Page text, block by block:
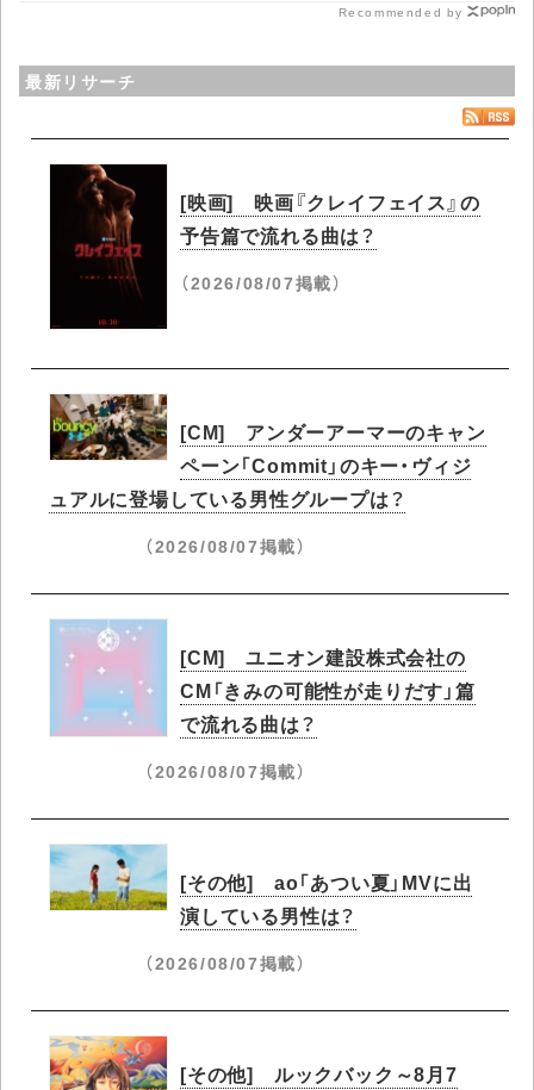
Recommended by
最新リサーチ
[映画] 映画『クレイフェイス』の
予告篇で流れる曲は？
（2026/08/07掲載）
[CM] アンダーアーマーのキャン
ペーン「Commit」のキー・ヴィジ
ュアルに登場している男性グループは？
（2026/08/07掲載）
[CM] ユニオン建設株式会社の
CM「きみの可能性が走りだす」篇
で流れる曲は？
（2026/08/07掲載）
[その他] ao「あつい夏」MVに出
演している男性は？
（2026/08/07掲載）
[その他] ルックバック～8月7